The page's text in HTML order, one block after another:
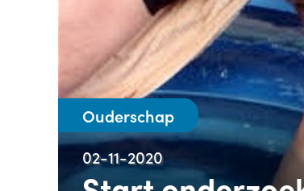
Ouderschap
02-11-2020